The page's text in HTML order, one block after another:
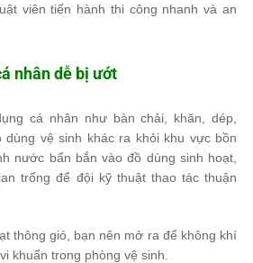
viên tiến hành thi công nhanh và an
nhân dễ bị ướt
cá nhân như bàn chải, khăn, dép,
dùng vệ sinh khác ra khỏi khu vực bồn
nước bẩn bắn vào đồ dùng sinh hoạt,
trống để đội kỹ thuật thao tác thuận
thông gió, bạn nên mở ra để không khí
khuẩn trong phòng vệ sinh.